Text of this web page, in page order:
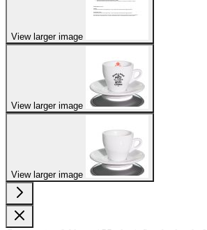
View larger image
View larger image
View larger image